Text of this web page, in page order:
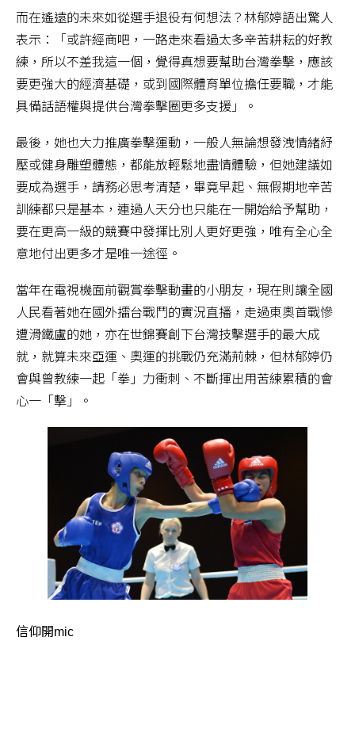
而在遙遠的未來如從選手退役有何想法？林郁婷語出驚人
表示：「或許經商吧，一路走來看過太多辛苦耕耘的好教
練，所以不差我這一個，覺得真想要幫助台灣拳擊，應該
要更強大的經濟基礎，或到國際體育單位擔任要職，才能
具備話語權與提供台灣拳擊圈更多支援」。
最後，她也大力推廣拳擊運動，一般人無論想發洩情緒紓
壓或健身雕塑體態，都能放輕鬆地盡情體驗，但她建議如
要成為選手，請務必思考清楚，畢竟早起、無假期地辛苦
訓練都只是基本，連過人天分也只能在一開始給予幫助，
要在更高一級的競賽中發揮比別人更好更強，唯有全心全
意地付出更多才是唯一途徑。
當年在電視機面前觀賞拳擊動畫的小朋友，現在則讓全國
人民看著她在國外擂台戰鬥的實況直播，走過東奧首戰慘
遭滑鐵盧的她，亦在世錦賽創下台灣技擊選手的最大成
就，就算未來亞運、奧運的挑戰仍充滿荊棘，但林郁婷仍
會與曾教練一起「拳」力衝刺、不斷揮出用苦練累積的會
心一「擊」。
信仰開mic